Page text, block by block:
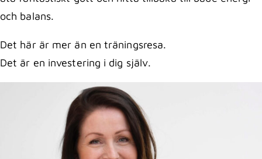
och balans.
Det här är mer än en träningsresa.
Det är en investering i dig själv.